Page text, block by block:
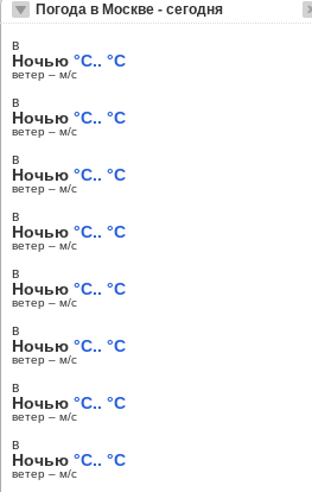
Погода в Москве - сегодня
в
Ночью °C.. °C
ветер – м/c
в
Ночью °C.. °C
ветер – м/c
в
Ночью °C.. °C
ветер – м/c
в
Ночью °C.. °C
ветер – м/c
в
Ночью °C.. °C
ветер – м/c
в
Ночью °C.. °C
ветер – м/c
в
Ночью °C.. °C
ветер – м/c
в
Ночью °C.. °C
ветер – м/c